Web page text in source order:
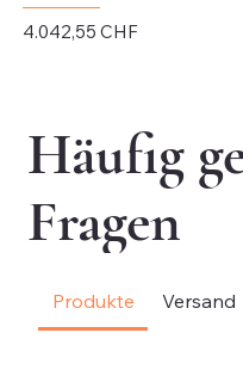
Preis
4.042,55 CHF
Häufig
Fragen
Produkte Versand